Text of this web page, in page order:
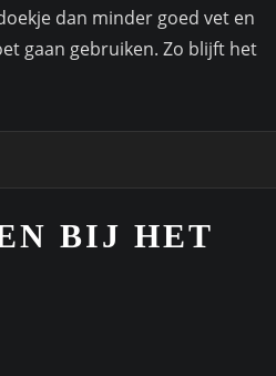
dan minder goed vet en
gaan gebruiken. Zo blijft het
BIJ HET